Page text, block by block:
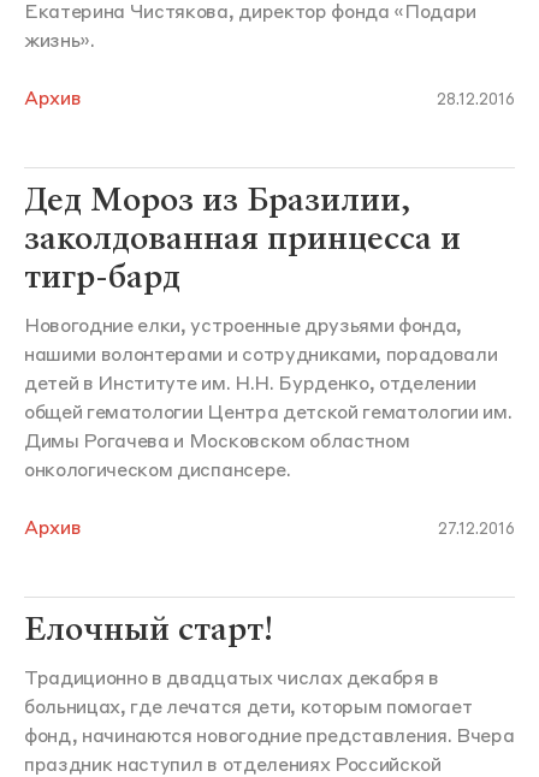
Екатерина Чистякова, директор фонда «Подари
жизнь».
Архив 28.12.2016
Дед Мороз из Бразилии,
заколдованная принцесса и
тигр-бард
Новогодние елки, устроенные друзьями фонда,
нашими волонтерами и сотрудниками, порадовали
детей в Институте им. Н.Н. Бурденко, отделении
общей гематологии Центра детской гематологии им.
Димы Рогачева и Московском областном
онкологическом диспансере.
Архив 27.12.2016
Елочный старт!
Традиционно в двадцатых числах декабря в
больницах, где лечатся дети, которым помогает
фонд, начинаются новогодние представления. Вчера
праздник наступил в отделениях Российской